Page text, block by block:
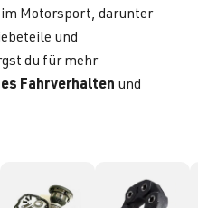
Motorsport, darunter
und
du für mehr
Fahrverhalten und